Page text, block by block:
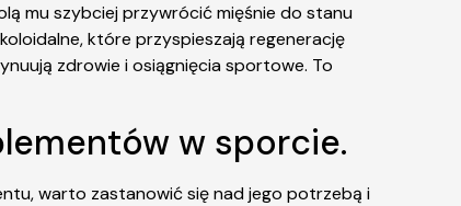
mu szybciej przywrócić mięśnie do stanu
które przyspieszają regenerację
zdrowie i osiągnięcia sportowe. To
w sporcie.
warto zastanowić się nad jego potrzebą i